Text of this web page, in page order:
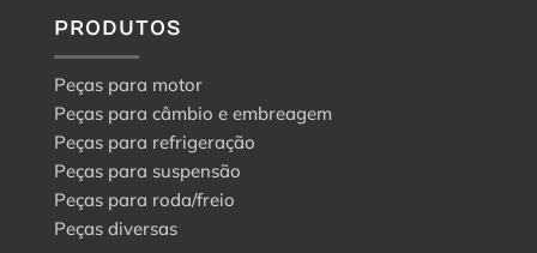
PRODUTOS
Peças para motor
Peças para câmbio e embreagem
Peças para refrigeração
Peças para suspensão
Peças para roda/freio
Peças diversas